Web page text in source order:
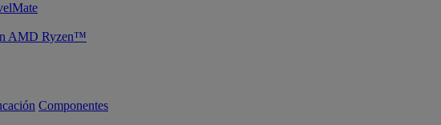
AMD Ryzen™
Componentes